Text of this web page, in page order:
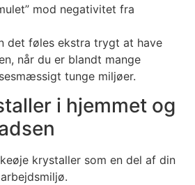
mod negativitet fra
det føles ekstra trygt at have
når du er blandt mange
tunge miljøer.
i hjemmet og
krystaller som en del af din